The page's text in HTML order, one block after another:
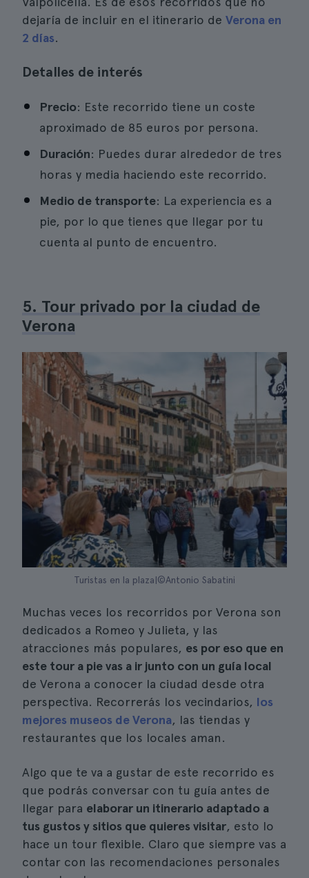
dejaría de incluir en el itinerario de Verona en
2 días.
Detalles de interés
Precio: Este recorrido tiene un coste
aproximado de 85 euros por persona.
Duración: Puedes durar alrededor de tres
horas y media haciendo este recorrido.
Medio de transporte: La experiencia es a
pie, por lo que tienes que llegar por tu
cuenta al punto de encuentro.
5. Tour privado por la ciudad de
Verona
Turistas en la plaza|©Antonio Sabatini
Muchas veces los recorridos por Verona son
dedicados a Romeo y Julieta, y las
atracciones más populares, es por eso que en
este tour a pie vas a ir junto con un guía local
de Verona a conocer la ciudad desde otra
perspectiva. Recorrerás los vecindarios, los
mejores museos de Verona, las tiendas y
restaurantes que los locales aman.
Algo que te va a gustar de este recorrido es
que podrás conversar con tu guía antes de
llegar para elaborar un itinerario adaptado a
tus gustos y sitios que quieres visitar, esto lo
hace un tour flexible. Claro que siempre vas a
contar con las recomendaciones personales